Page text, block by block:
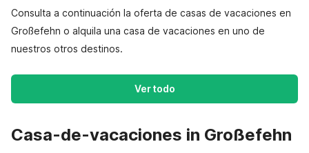
Consulta a continuación la oferta de casas de vacaciones en
Großefehn o alquila una casa de vacaciones en uno de
nuestros otros destinos.
Ver todo
Casa-de-vacaciones in Großefehn